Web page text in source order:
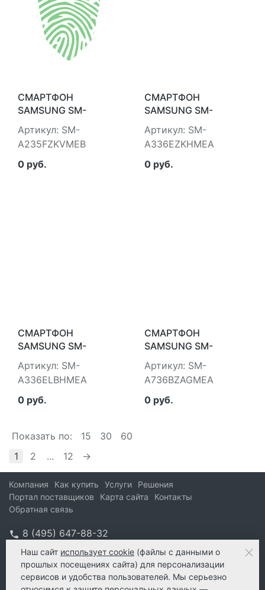
СМАРТФОН
SAMSUNG SM-
A235FZKVMEB
Артикул: SM-
A235FZKVMEB
0 руб.
СМАРТФОН
SAMSUNG SM-
A336EZKHMEA
Артикул: SM-
A336EZKHMEA
0 руб.
СМАРТФОН
SAMSUNG SM-
A336ELBHMEA
Артикул: SM-
A336ELBHMEA
0 руб.
СМАРТФОН
SAMSUNG SM-
A736BZAGMEA
Артикул: SM-
A736BZAGMEA
0 руб.
Показать по: 15 30
60
1
2 ... 12 →
Компания Как купить Услуги
Решения
Портал поставщиков
Карта сайта
Контакты
Обратная связь
8 (495) 647-88-32
info@kform.ru
info@kform.ru
e-mail
Наш сайт использует cookie (файлы с данными о
прошлых посещениях сайта) для персонализации
сервисов и удобства пользователей. Мы серьезно